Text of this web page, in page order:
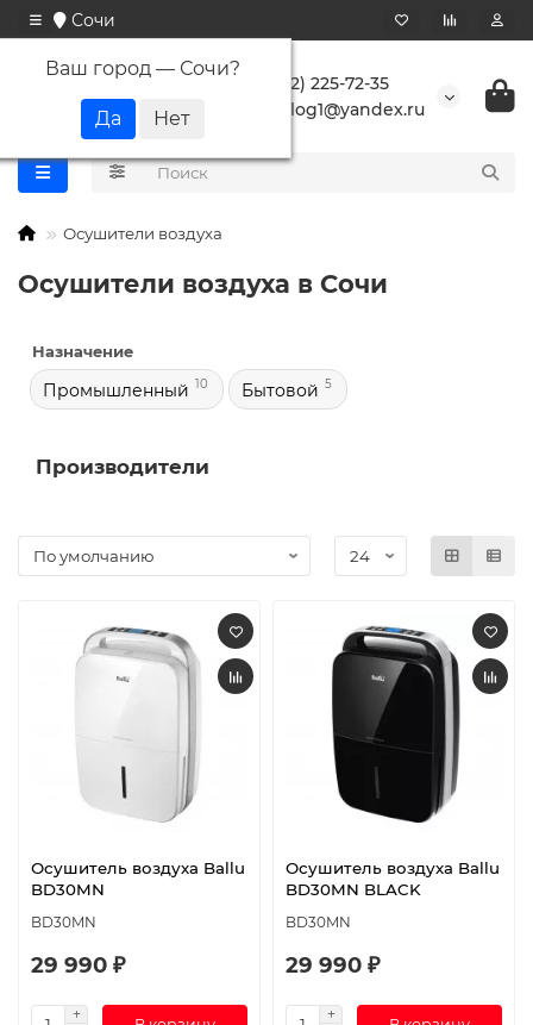
Сочи
Ваш город — Сочи?
+7 (862) 225-72-35
buranlog1@yandex.ru
Осушители воздуха
Осушители воздуха в Сочи
Назначение
Промышленный 10 Бытовой 5
Производители
Осушитель воздуха Ballu
BD30MN
BD30MN
29 990 ₽
Осушитель воздуха Ballu
BD30MN BLACK
BD30MN
29 990 ₽